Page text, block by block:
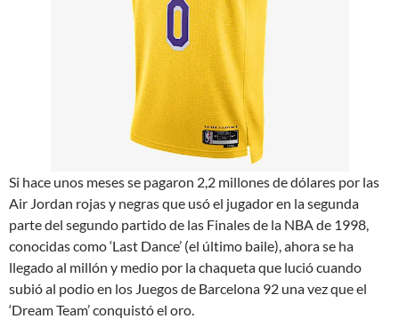
Si hace unos meses se pagaron 2,2 millones de dólares por las
Air Jordan rojas y negras que usó el jugador en la segunda
parte del segundo partido de las Finales de la NBA de 1998,
conocidas como ‘Last Dance’ (el último baile), ahora se ha
llegado al millón y medio por la chaqueta que lució cuando
subió al podio en los Juegos de Barcelona 92 una vez que el
‘Dream Team’ conquistó el oro.